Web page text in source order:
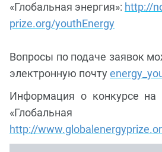
«Глобальная энергия»: http://
prize.org/youthEnergy
Вопросы по подаче заявок
электронную почту
Информация о конкурсе на
«Глобальная
http://